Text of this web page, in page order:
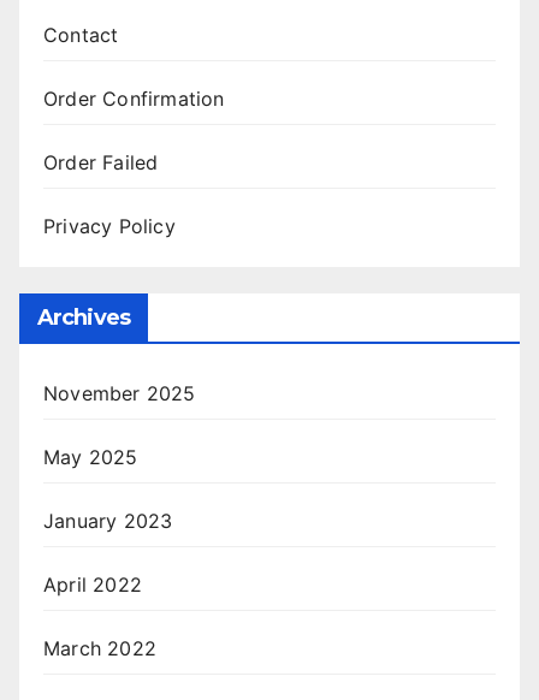
Contact
Order Confirmation
Order Failed
Privacy Policy
Archives
November 2025
May 2025
January 2023
April 2022
March 2022